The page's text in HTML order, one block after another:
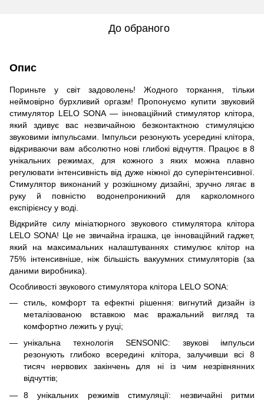
До обраного
Опис
Пориньте у світ задоволень! Жодного торкання, тільки
неймовірно бурхливий оргазм! Пропонуємо купити звуковий
стимулятор LELO SONA — інноваційний стимулятор клітора,
який здивує вас незвичайною безконтактною стимуляцією
звуковими імпульсами. Імпульси резонують усередині клітора,
відкриваючи вам абсолютно нові глибокі відчуття. Працює в 8
унікальних режимах, для кожного з яких можна плавно
регулювати інтенсивність від дуже ніжної до суперінтенсивної.
Стимулятор виконаний у розкішному дизайні, зручно лягає в
руку й повністю водонепроникний для карколомного
експірієнсу у воді.
Відкрийте силу мініатюрного звукового стимулятора клітора
LELO SONA! Це не звичайна іграшка, це інноваційний гаджет,
який на максимальних налаштуваннях стимулює клітор на
75% інтенсивніше, ніж більшість вакуумних стимуляторів (за
даними виробника).
Особливості звукового стимулятора клітора LELO SONA:
стиль, комфорт та ефектні рішення: вигнутий дизайн із
металізованою вставкою має вражальний вигляд та
комфортно лежить у руці;
унікальна технологія SENSONIC: звукові імпульси
резонують глибоко всередині клітора, залучивши всі 8
тисяч нервових закінчень для ні із чим незрівнянних
відчуттів;
8 унікальних режимів стимуляції: незвичайні ритми